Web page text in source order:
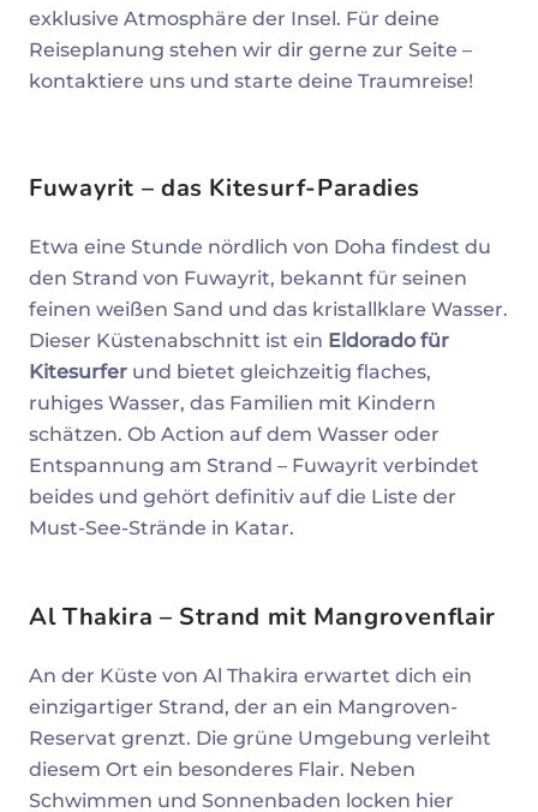
exklusive Atmosphäre der Insel. Für deine
Reiseplanung stehen wir dir gerne zur Seite –
kontaktiere uns und starte deine Traumreise!
Fuwayrit – das Kitesurf-Paradies
Etwa eine Stunde nördlich von Doha findest du
den Strand von Fuwayrit, bekannt für seinen
feinen weißen Sand und das kristallklare Wasser.
Dieser Küstenabschnitt ist ein Eldorado für
Kitesurfer und bietet gleichzeitig flaches,
ruhiges Wasser, das Familien mit Kindern
schätzen. Ob Action auf dem Wasser oder
Entspannung am Strand – Fuwayrit verbindet
beides und gehört definitiv auf die Liste der
Must-See-Strände in Katar.
Al Thakira – Strand mit Mangrovenflair
An der Küste von Al Thakira erwartet dich ein
einzigartiger Strand, der an ein Mangroven-
Reservat grenzt. Die grüne Umgebung verleiht
diesem Ort ein besonderes Flair. Neben
Schwimmen und Sonnenbaden locken hier